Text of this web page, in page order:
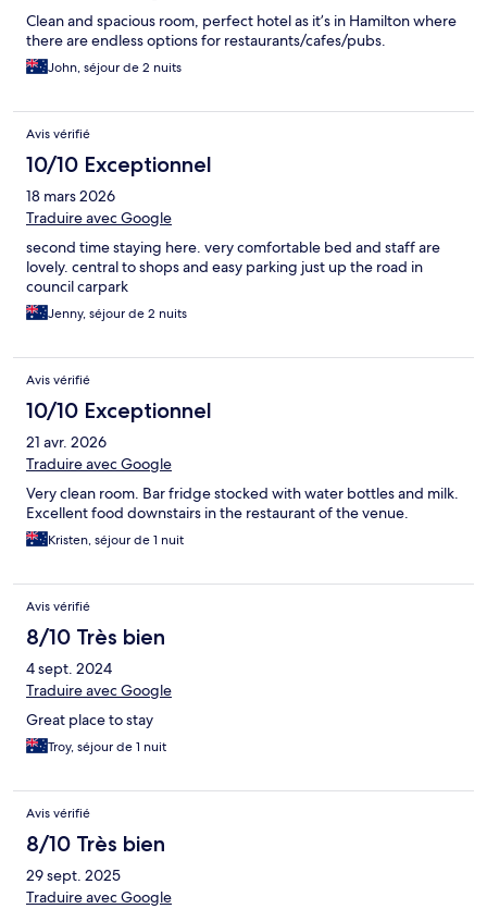
Clean and spacious room, perfect hotel as it’s in Hamilton where
there are endless options for restaurants/cafes/pubs.
John, séjour de 2 nuits
Avis vérifié
10/10 Exceptionnel
18 mars 2026
Traduire avec Google
second time staying here. very comfortable bed and staff are
lovely. central to shops and easy parking just up the road in
council carpark
Jenny, séjour de 2 nuits
Avis vérifié
10/10 Exceptionnel
21 avr. 2026
Traduire avec Google
Very clean room. Bar fridge stocked with water bottles and milk.
Excellent food downstairs in the restaurant of the venue.
Kristen, séjour de 1 nuit
Avis vérifié
8/10 Très bien
4 sept. 2024
Traduire avec Google
Great place to stay
Troy, séjour de 1 nuit
Avis vérifié
8/10 Très bien
29 sept. 2025
Traduire avec Google